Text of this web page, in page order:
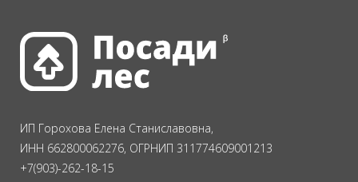
ИП Горохова Елена Станиславовна,
ИНН 662800062276, ОГРНИП 311774609001213
+7(903)-262-18-15